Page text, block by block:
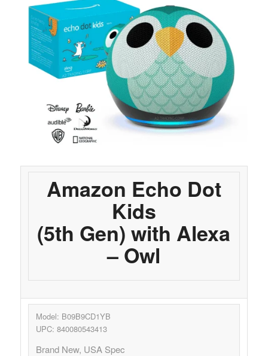
Amazon Echo Dot
Kids
(5th Gen) with Alexa
– Owl
Model: B09B9CD1YB
UPC: 840080543413
Brand New, USA Spec